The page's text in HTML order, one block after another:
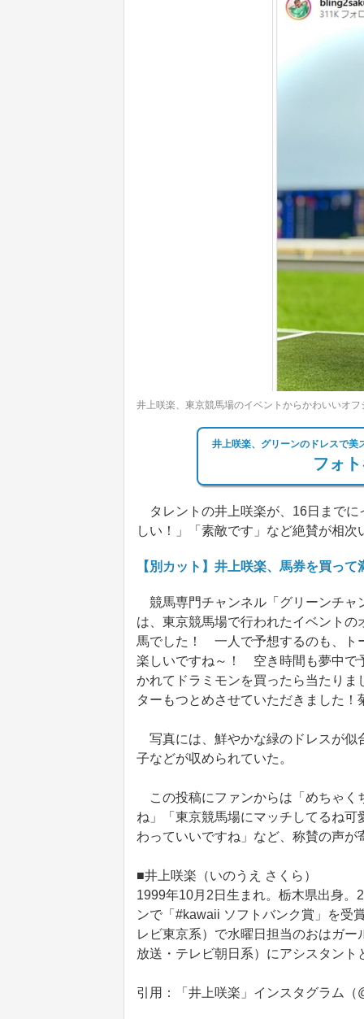
井上咲楽、東京競馬場のイベントからかわいいオ
井上咲楽、グリーンのドレスで美
フォ
タレントの井上咲楽が、16日までに
しい！」「素敵です」など絶賛が相次
【別カット】井上咲楽、馬券を買っ
競馬専門チャンネル「グリーンチャ
は、東京競馬場で行われたイベント
馬でした！ 一人で予想するのも、ト
楽しいですね～！ 空き時間も夢中で
かれてドラミモンを買ったら当たり
ターもつとめさせていただきました
写真には、鮮やかな緑のドレスが似
子などが収められていた。
この投稿にファンからは「めちゃく
ね」「東京競馬場にマッチしてるね
わっていいですね」など、称賛の声が
■井上咲楽（いのうえ さくら）
1999年10月2日生まれ。栃木県出身
ンで「#kawaii ソフトバンク賞」を受
レビ東京系）で水曜日担当のおはガ
放送・テレビ朝日系）にアシスタント
引用：「井上咲楽」インスタグラム（